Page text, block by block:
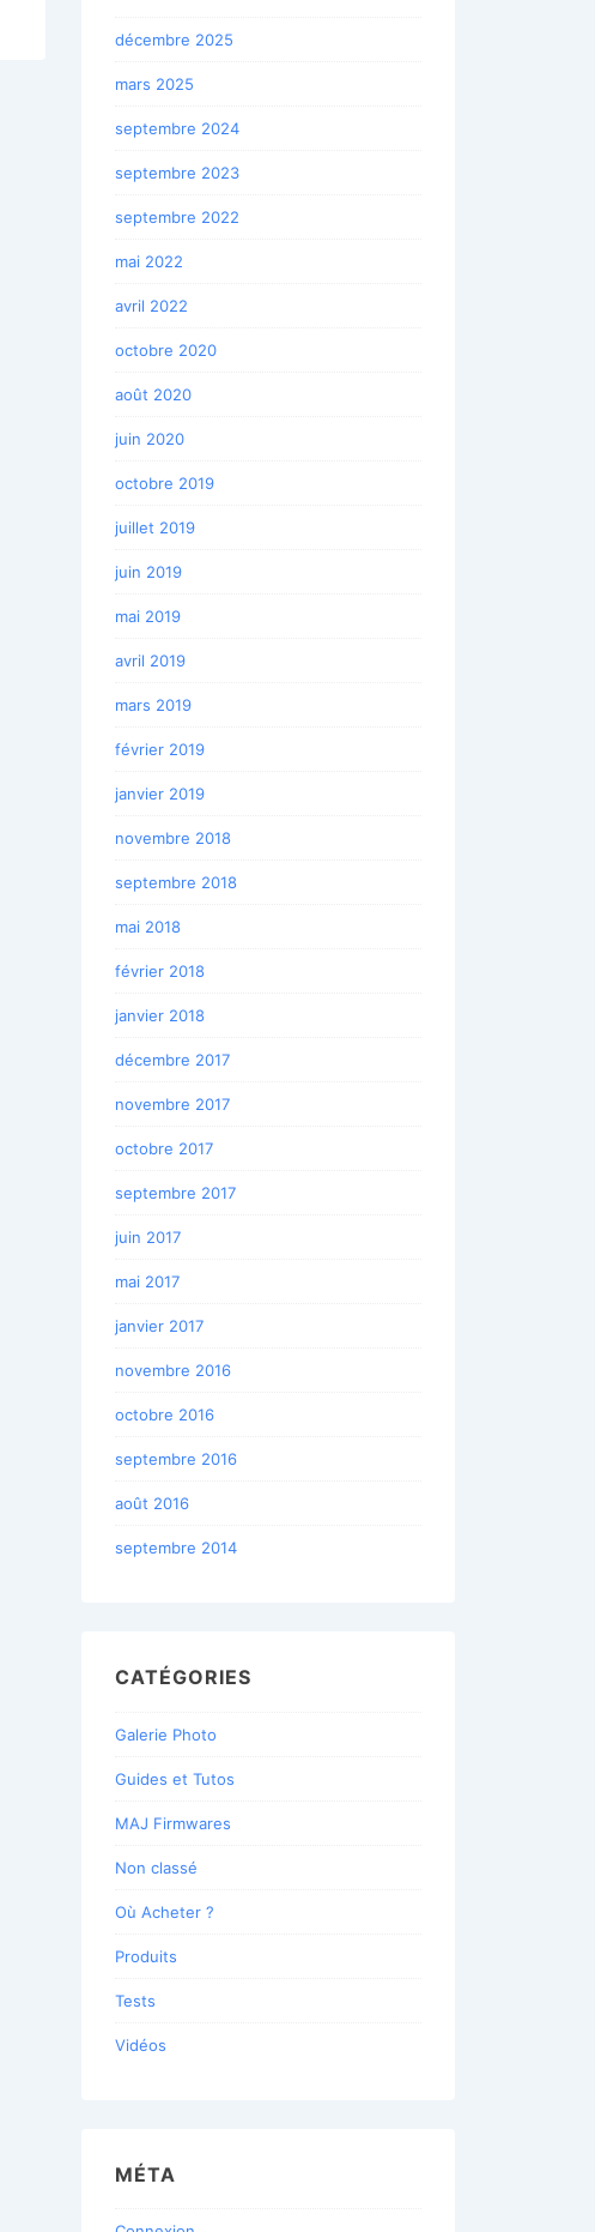
décembre 2025
mars 2025
septembre 2024
septembre 2023
septembre 2022
mai 2022
avril 2022
octobre 2020
août 2020
juin 2020
octobre 2019
juillet 2019
juin 2019
mai 2019
avril 2019
mars 2019
février 2019
janvier 2019
novembre 2018
septembre 2018
mai 2018
février 2018
janvier 2018
décembre 2017
novembre 2017
octobre 2017
septembre 2017
juin 2017
mai 2017
janvier 2017
novembre 2016
octobre 2016
septembre 2016
août 2016
septembre 2014
CATÉGORIES
Galerie Photo
Guides et Tutos
MAJ Firmwares
Non classé
Où Acheter ?
Produits
Tests
Vidéos
MÉTA